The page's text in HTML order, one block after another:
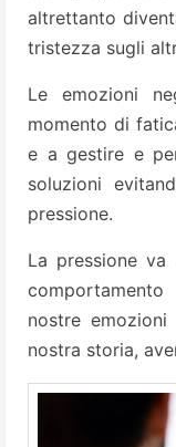
altrettanto
tristezza sugli
Le emozioni
momento di
e a gestire e
soluzioni
pressione.
La pressione
nostre
nostra storia,